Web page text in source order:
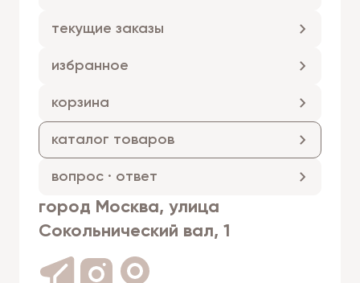
город Москва, улица
Сокольнический вал, 1
текущие заказы
избранное
корзина
каталог товаров
вопрос · ответ